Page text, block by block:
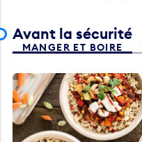
Avant la sécurité
MANGER ET BOIRE